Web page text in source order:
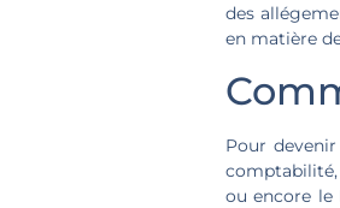
des
en matière
Pour
ou encore le